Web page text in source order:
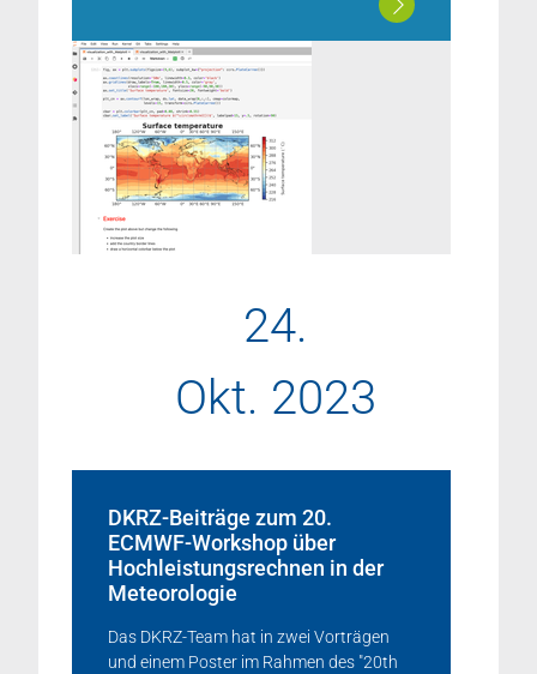
24.
Okt. 2023
DKRZ-Beiträge zum 20.
ECMWF-Workshop über
Hochleistungsrechnen in der
Meteorologie
Das DKRZ-Team hat in zwei Vorträgen
und einem Poster im Rahmen des "20th